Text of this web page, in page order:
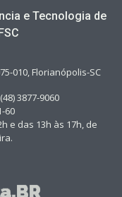
e Tecnologia de
010, Florianópolis-SC
3877-9060
60
e das 13h às 17h, de